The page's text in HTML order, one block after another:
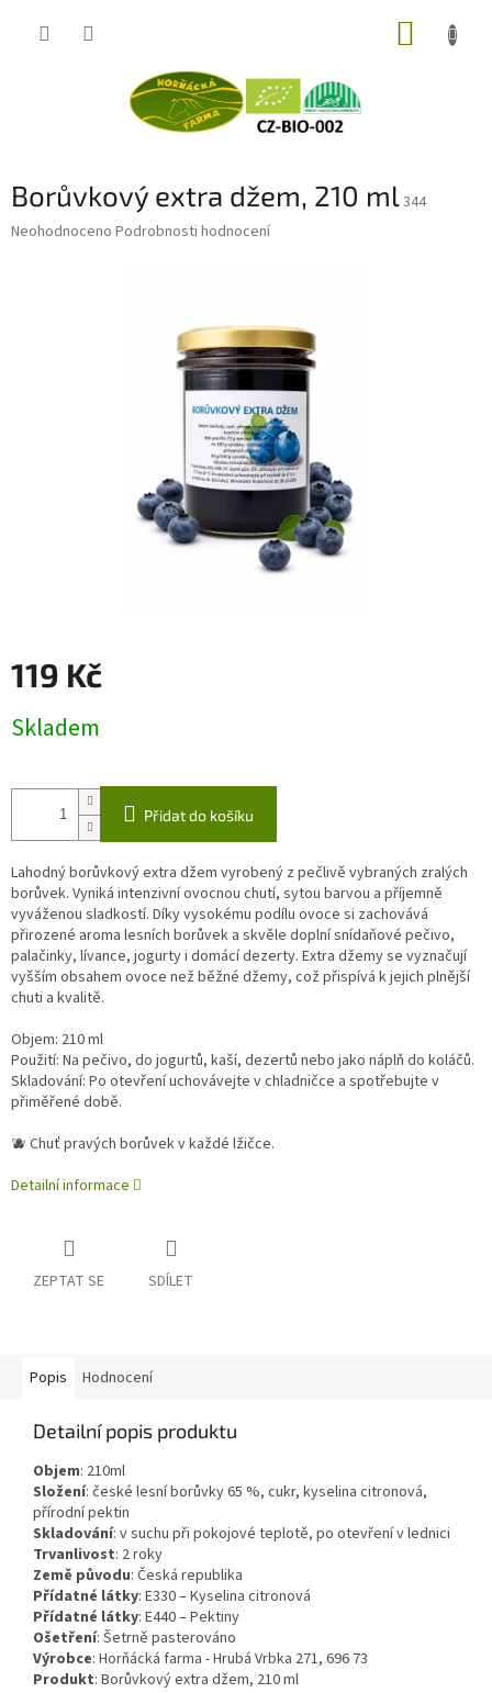
Borůvkový extra džem, 210 ml344
Průměrné
Neohodnoceno Podrobnosti hodnocení
119 Kč
cena:
Skladem
Přidat do košíku
Lahodný borůvkový extra džem vyrobený z pečlivě vybraných zralých
borůvek. Vyniká intenzivní ovocnou chutí, sytou barvou a příjemně
vyváženou sladkostí. Díky vysokému podílu ovoce si zachovává
přirozené aroma lesních borůvek a skvěle doplní snídaňové pečivo,
palačinky, lívance, jogurty i domácí dezerty. Extra džemy se vyznačují
vyšším obsahem ovoce než běžné džemy, což přispívá k jejich plnější
chuti a kvalitě.
Objem: 210 ml
Použití: Na pečivo, do jogurtů, kaší, dezertů nebo jako náplň do koláčů.
Skladování: Po otevření uchovávejte v chladničce a spotřebujte v
přiměřené době.
🫐 Chuť pravých borůvek v každé lžičce.
Detailní informace
ZEPTAT SE SDÍLET
Popis Hodnocení
Detailní popis produktu
Objem: 210ml
Složení: české lesní borůvky 65 %, cukr, kyselina citronová,
přírodní pektin
Skladování: v suchu při pokojové teplotě, po otevření v lednici
Trvanlivost: 2 roky
Země původu: Česká republika
Přídatné látky: E330 – Kyselina citronová
Přídatné látky: E440 – Pektiny
Ošetření: Šetrně pasterováno
Výrobce: Horňácká farma - Hrubá Vrbka 271, 696 73
Produkt: Borůvkový extra džem, 210 ml